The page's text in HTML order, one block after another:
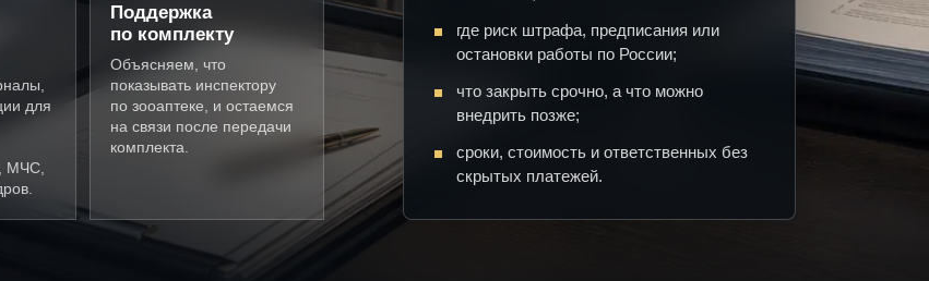
для
МЧС,
Поддержка
по комплекту
Объясняем, что
показывать инспектору
по зооаптеке, и остаемся
на связи после передачи
комплекта.
где риск штрафа, предписания или
остановки работы по России;
что закрыть срочно, а что можно
внедрить позже;
сроки, стоимость и ответственных без
скрытых платежей.